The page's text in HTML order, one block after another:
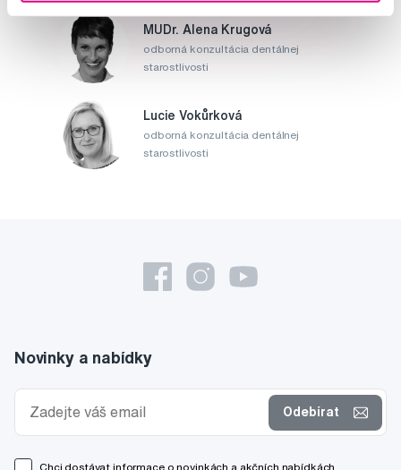
MUDr. Alena Krugová
odborná konzultácia dentálnej
starostlivosti
Lucie Vokůrková
odborná konzultácia dentálnej
starostlivosti
Novinky a nabídky
Odebírat
Chci dostávat informace o novinkách a akčních nabídkách